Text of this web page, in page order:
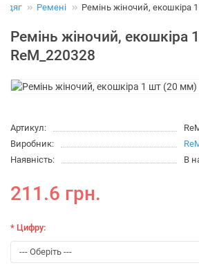
Ремені Ремінь жіночий, екошкіра
Ремінь жіночий, екошкіра
ReM_220328
Артикул:
Виробник:
Наявність:
В
211.6 грн.
* Цифру: